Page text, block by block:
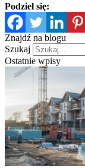
Podziel się:
Znajdź na blogu
Szukaj
Ostatnie wpisy